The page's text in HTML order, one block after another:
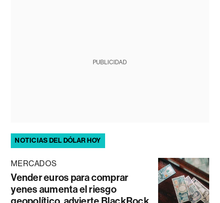
PUBLICIDAD
NOTICIAS DEL DÓLAR HOY
MERCADOS
Vender euros para comprar
yenes aumenta el riesgo